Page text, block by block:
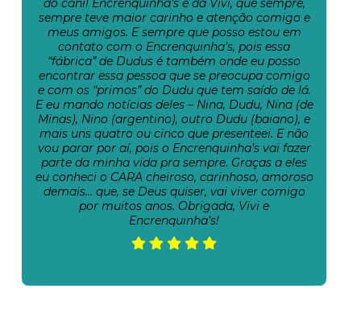
do canil Encrenquinha’s e da Vivi, que sempre,
sempre teve maior carinho e atenção comigo e
meus amigos. E sempre que posso estou em
contato com o Encrenquinha’s, pois essa
“fábrica” de Dudus é também onde eu posso
encontrar essa pessoa que se preocupa comigo
e com os “primos” do Dudu que tem saído de lá.
E eu mando notícias deles – Nina, Dudu, Nina (de
Minas), Nino (argentino), outro Dudu (baiano), e
mais uns quatro ou cinco que presenteei. E não
vou parar por aí, pois o Encrenquinha’s vai fazer
parte da minha vida pra sempre. Graças a eles
eu conheci o CARA cheiroso, carinhoso, amoroso
demais… que, se Deus quiser, vai viver comigo
por muitos anos. Obrigada, Vivi e
Encrenquinha’s!